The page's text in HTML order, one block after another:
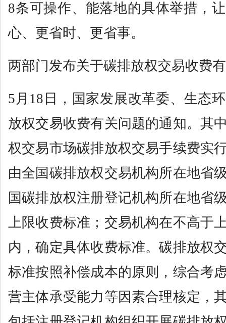
8条可操作、能落地的具体举措，
心、更省时、更省事。
两部门发布关于碳排放权交易收费
5月18日，国家发展改革委、生态
放权交易收费有关问题的通知。其
权交易市场碳排放权交易手续费实
由全国碳排放权交易机构所在地省
国碳排放权注册登记机构所在地省
上限收费标准；交易机构在不高于
内，确定具体收费标准。碳排放权
标准按照补偿成本的原则，综合考
营主体承受能力等因素合理核定，